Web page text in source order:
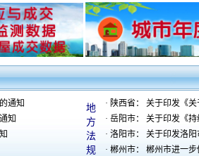
通知
知
地
方
法
规
· 陕西省： 关于印发《
· 岳阳市： 关于印发《
· 洛阳市： 关于印发洛
· 郴州市： 郴州市进一